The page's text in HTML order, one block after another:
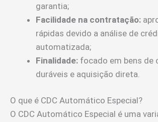
garantia;
Facilidade na contratação:
rápidas devido a análise de
automatizada;
Finalidade: focado em bens de
duráveis e aquisição direta.
O que é CDC Automático Especial?
O CDC Automático Especial é uma